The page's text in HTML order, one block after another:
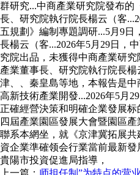
群研究...中商產業研究院發布的
長、研究院執行院長楊云（客
五規劃》編制專題調研...5月9
長楊云（客...2026年5月29日，
究院出品，未獲得中商產業研
產業董事長、研究院執行院長
津、、秦皇島等地，本報告是
高新技術產業開發...2026年5月
正確經營決策和明確企業發展
四屆產業園區發展大會暨園區
聯系本網坐，就《京津冀拓展
資企業準確领会行業當前最新
貴陽市投資促進局指導，
上一篇： 师担任制”为特点的营